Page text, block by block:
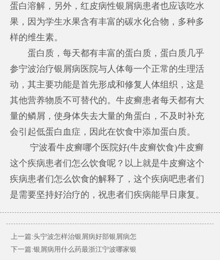
蛋白溶解，另外，红皮病性银屑病患者也应该吃水
果，因为学生水果含有丰富的碳水化合物，多种多
样的维生素。
蛋白质，每天都有丰富的蛋白质，蛋白质几乎
参宁波治疗银屑病医院与人体每一个正常的生理活
动，其主要功能是首先形成和修复人体组织，这是
其他营养物质不可替代的。牛皮癣患者每天都有大
量的鳞屑，使身体失去大量的角蛋白，不及时补充
会引起低蛋白血症，因此在饮食中添加蛋白质。
宁波看牛皮癣哪个医院好(牛皮癣饮食)牛皮癣
这个疾病患者们怎么饮食呢？以上就是牛皮癣这个
疾病患者们怎么饮食的解释了，这个疾病吧患者们
是需要坚持好治疗的，祝患者们疾病能早日康复。
上一篇:头宁波怎样治银屑病好部银屑病怎
下一篇:银屑病用什么药最浙江宁波哪家银